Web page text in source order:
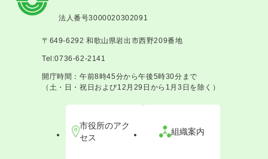
法人番号3000020302091
〒649-6292 和歌山県岩出市西野209番地
Tel:0736-62-2141
開庁時間：午前8時45分から午後5時30分まで
（土・日・祝日および12月29日から1月3日を除く）
市役所のアク
セス
組織案内